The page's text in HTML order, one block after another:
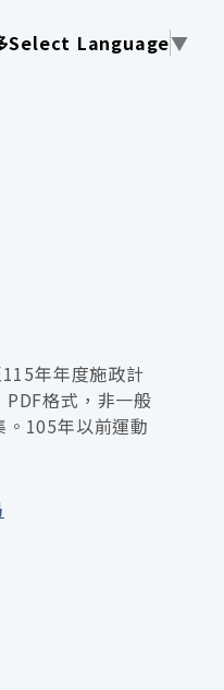
作選單
Select Language▼
年年度施政計
格式，非一般
105年以前運動